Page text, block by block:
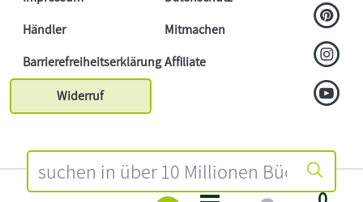
Händler
Mitmachen
BarrierefreiheitserklärungAffiliate
Widerruf